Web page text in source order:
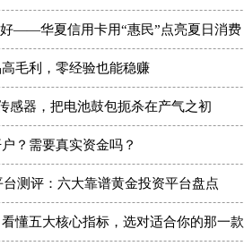
好——华夏信用卡用“惠民”点亮夏日消费
毛利，零经验也能稳赚
感器，把电池鼓包扼杀在产气之初
？需要真实资金吗？
测评：六大靠谱黄金投资平台盘点
懂五大核心指标，选对适合你的那一款